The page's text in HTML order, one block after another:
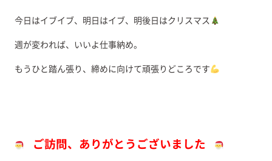
今日はイブイブ、明日はイブ、明後日はクリスマス
週が変われば、いいよ仕事納め。
もうひと踏ん張り、締めに向けて頑張りどころです
ご訪問、ありがとうございました